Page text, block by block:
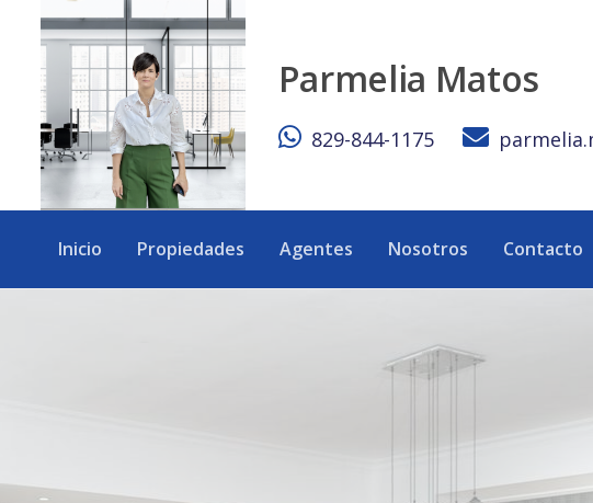
Parmelia Matos
829-844-1175
Inicio Propiedades Agentes Nosotros Contacto
PENTHOUSE 3 NIVELES EN VENTA, UBICADO EN EL CORAZON DE